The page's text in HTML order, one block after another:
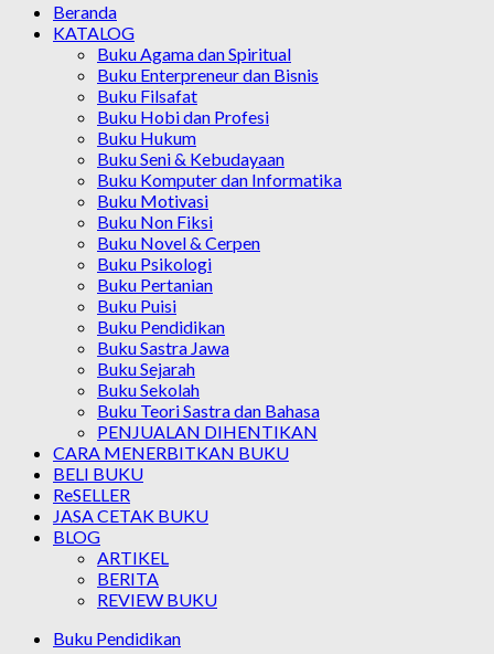
Beranda
KATALOG
Buku Agama dan Spiritual
Buku Enterpreneur dan Bisnis
Buku Filsafat
Buku Hobi dan Profesi
Buku Hukum
Buku Seni & Kebudayaan
Buku Komputer dan Informatika
Buku Motivasi
Buku Non Fiksi
Buku Novel & Cerpen
Buku Psikologi
Buku Pertanian
Buku Puisi
Buku Pendidikan
Buku Sastra Jawa
Buku Sejarah
Buku Sekolah
Buku Teori Sastra dan Bahasa
PENJUALAN DIHENTIKAN
CARA MENERBITKAN BUKU
BELI BUKU
ReSELLER
JASA CETAK BUKU
BLOG
ARTIKEL
BERITA
REVIEW BUKU
Buku Pendidikan